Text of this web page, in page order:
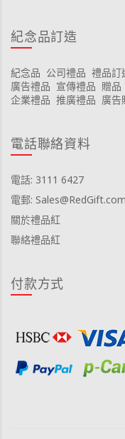
紀念品訂造
紀念品 公司禮品 禮品訂
廣告禮品 宣傳禮品 贈品
企業禮品 推廣禮品 廣告
電話聯絡資料
電話: 3111 6427
電郵:
關於禮品紅
聯絡禮品紅
付款方式